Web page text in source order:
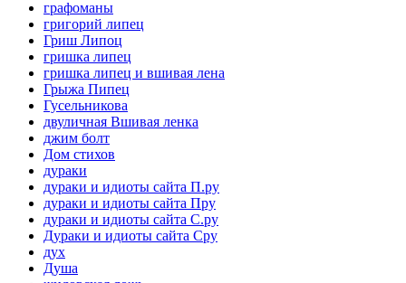
графоманы
григорий липец
Гриш Липоц
гришка липец
гришка липец и вшивая лена
Грыжа Пипец
Гусельникова
двуличная Вшивая ленка
джим болт
Дом стихов
дураки
дураки и идиоты сайта П.ру
дураки и идиоты сайта Пру
дураки и идиоты сайта С.ру
Дураки и идиоты сайта Сру
дух
Душа